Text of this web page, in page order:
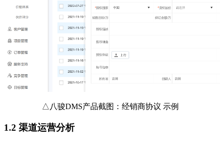
△八骏DMS产品截图：经销商协议 示例
1.2 渠道运营分析